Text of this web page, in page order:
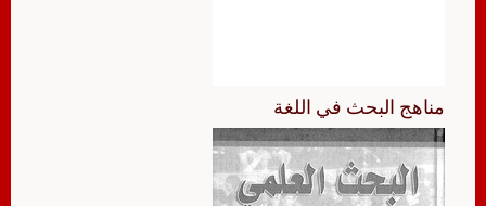
مناهج البحث في اللغة